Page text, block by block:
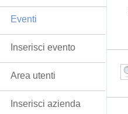
Eventi
Inserisci evento
Area utenti
Inserisci azienda